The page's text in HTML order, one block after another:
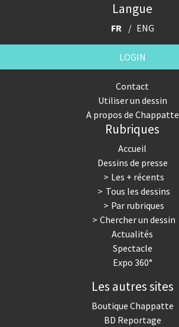
Langue
FR ENG
LOGIN
Contact
Utiliser un dessin
A propos de Chappatte
Rubriques
Accueil
Dessins de presse
Les + récents
Tous les dessins
Par rubriques
Chercher un dessin
Actualités
Spectacle
Expo 360°
Les autres sites
Boutique Chappatte
BD Reportage